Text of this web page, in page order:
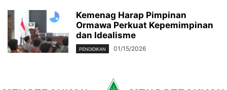
Kemenag Harap Pimpinan
Ormawa Perkuat Kepemimpinan
dan Idealisme
PENDIDIKAN 01/15/2026